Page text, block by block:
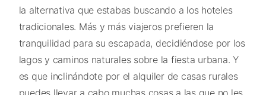
la alternativa que estabas buscando a los hoteles
tradicionales. Más y más viajeros prefieren la
tranquilidad para su escapada, decidiéndose por los
lagos y caminos naturales sobre la fiesta urbana. Y
es que inclinándote por el alquiler de casas rurales
puedes llevar a cabo muchas cosas a las que no les